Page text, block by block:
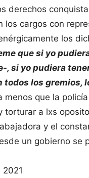
derechos
los cargos con
los
que si yo
si yo pudiera
los gremios,
menos que la
torturar a lxs
y el
un gobierno se